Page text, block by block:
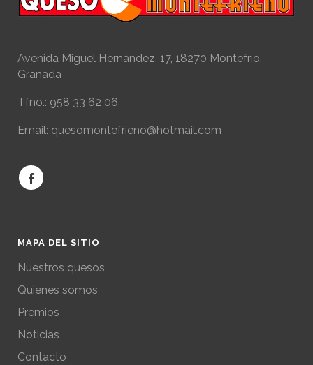
Avenida Miguel Hernández, 17, 18270 Montefrío,
Granada
Tfno.: 958 33 62 06
Email: quesomontefrieno@hotmail.com
MAPA DEL SITIO
Nuestros quesos
Quienes somos
Premios
Noticias
Contacto